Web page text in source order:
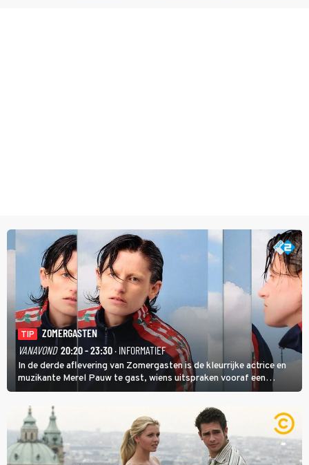
TIP
ZOMERGASTEN
VANAVOND 20:20 - 23:30· INFORMATIEF
In de derde aflevering van Zomergasten is de kleurrijke actrice en
muzikante Merel Pauw te gast, wiens uitspraken vooraf een
boeiende avond beloven: 'Mijn ideale televisieavond is zoals mijn
identiteit: grenzeloos, absurd en vol angsten'.